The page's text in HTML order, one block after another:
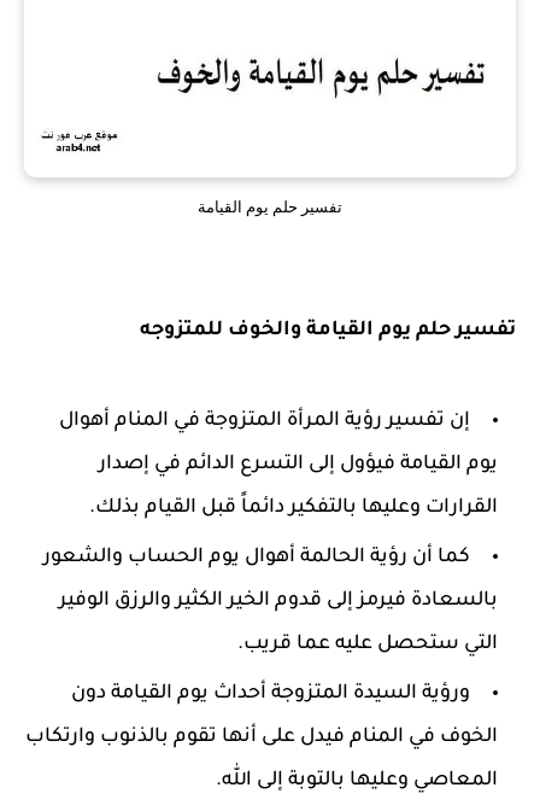
تفسير حلم يوم القيامة
تفسير حلم يوم القيامة والخوف للمتزوجه
إن تفسير رؤية المرأة المتزوجة في المنام أهوال
يوم القيامة فيؤول إلى التسرع الدائم في إصدار
القرارات وعليها بالتفكير دائماً قبل القيام بذلك.
كما أن رؤية الحالمة أهوال يوم الحساب والشعور
بالسعادة فيرمز إلى قدوم الخير الكثير والرزق الوفير
التي ستحصل عليه عما قريب.
ورؤية السيدة المتزوجة أحداث يوم القيامة دون
الخوف في المنام فيدل على أنها تقوم بالذنوب وارتكاب
المعاصي وعليها بالتوبة إلى الله.